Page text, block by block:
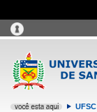
UFSC